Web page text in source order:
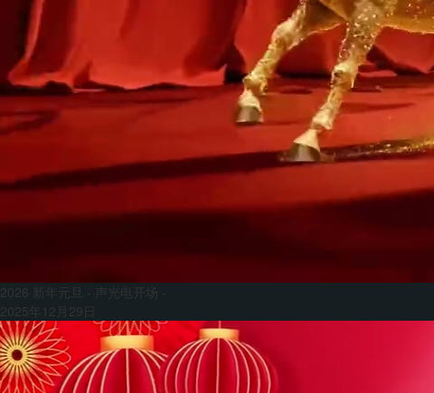
2026 新年元旦 - 声光电开场 -
2025年12月29日